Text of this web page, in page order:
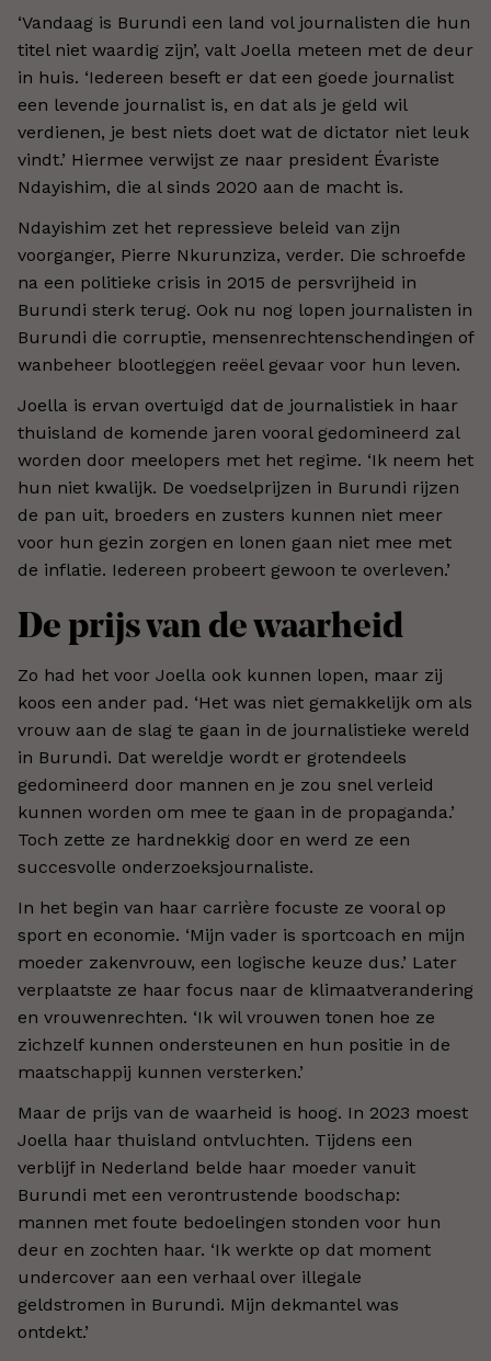
‘Vandaag is Burundi een land vol journalisten die hun
titel niet waardig zijn’, valt Joella meteen met de deur
in huis. ‘Iedereen beseft er dat een goede journalist
een levende journalist is, en dat als je geld wil
verdienen, je best niets doet wat de dictator niet leuk
vindt.’ Hiermee verwijst ze naar president Évariste
Ndayishim, die al sinds 2020 aan de macht is.
Ndayishim zet het repressieve beleid van zijn
voorganger, Pierre Nkurunziza, verder. Die schroefde
na een politieke crisis in 2015 de persvrijheid in
Burundi sterk terug. Ook nu nog lopen journalisten in
Burundi die corruptie, mensenrechtenschendingen of
wanbeheer blootleggen reëel gevaar voor hun leven.
Joella is ervan overtuigd dat de journalistiek in haar
thuisland de komende jaren vooral gedomineerd zal
worden door meelopers met het regime. ‘Ik neem het
hun niet kwalijk. De voedselprijzen in Burundi rijzen
de pan uit, broeders en zusters kunnen niet meer
voor hun gezin zorgen en lonen gaan niet mee met
de inflatie. Iedereen probeert gewoon te overleven.’
De prijs van de waarheid
Zo had het voor Joella ook kunnen lopen, maar zij
koos een ander pad. ‘Het was niet gemakkelijk om als
vrouw aan de slag te gaan in de journalistieke wereld
in Burundi. Dat wereldje wordt er grotendeels
gedomineerd door mannen en je zou snel verleid
kunnen worden om mee te gaan in de propaganda.’
Toch zette ze hardnekkig door en werd ze een
succesvolle onderzoeksjournaliste.
In het begin van haar carrière focuste ze vooral op
sport en economie. ‘Mijn vader is sportcoach en mijn
moeder zakenvrouw, een logische keuze dus.’ Later
verplaatste ze haar focus naar de klimaatverandering
en vrouwenrechten. ‘Ik wil vrouwen tonen hoe ze
zichzelf kunnen ondersteunen en hun positie in de
maatschappij kunnen versterken.’
Maar de prijs van de waarheid is hoog. In 2023 moest
Joella haar thuisland ontvluchten. Tijdens een
verblijf in Nederland belde haar moeder vanuit
Burundi met een verontrustende boodschap:
mannen met foute bedoelingen stonden voor hun
deur en zochten haar. ‘Ik werkte op dat moment
undercover aan een verhaal over illegale
geldstromen in Burundi. Mijn dekmantel was
ontdekt.’